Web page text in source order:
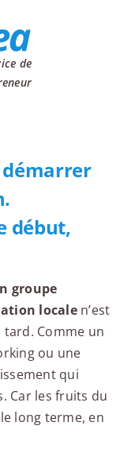
de
démarrer
début,
groupe
localen’est
Comme un
ou une
qui
Car les fruits du
long terme, en